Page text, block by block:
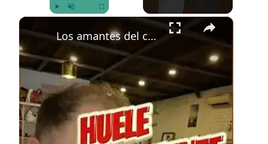
×
Los amantes del café perderían el control aquí 🤯☕